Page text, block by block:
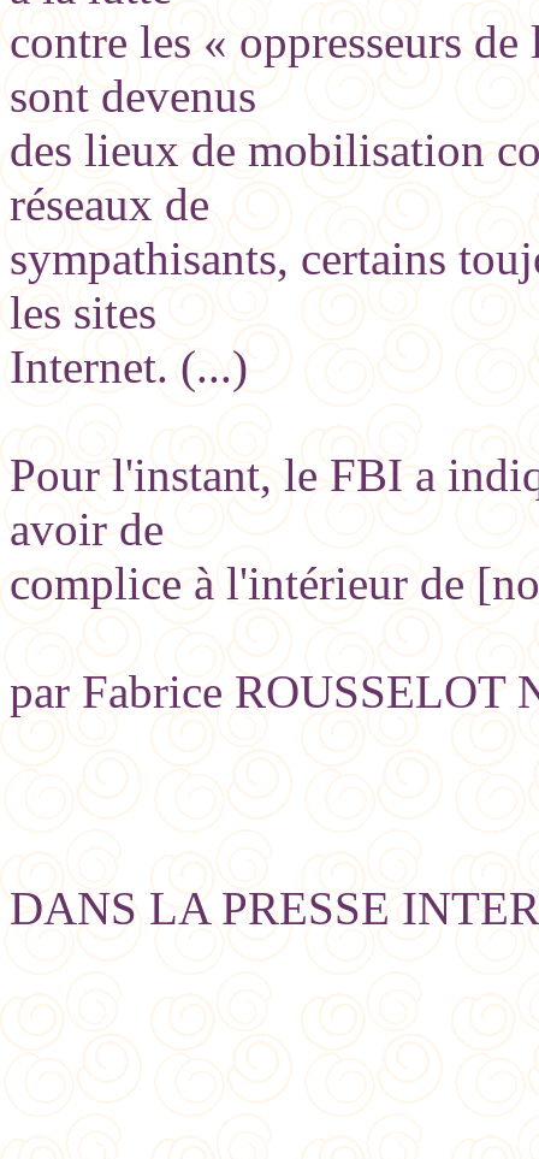
contre les « oppresseurs
sont devenus
des lieux de mobilisation
réseaux de
sympathisants, certains
les sites
Internet. (...)
Pour l'instant, le FBI a
avoir de
complice à l'intérieur de
par Fabrice ROUSSELOT
DANS LA PRESSE